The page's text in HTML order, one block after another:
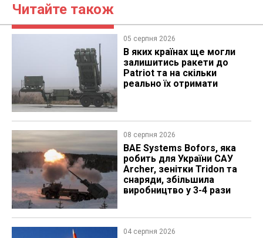
Читайте також
05 серпня 2026
В яких країнах ще могли
залишитись ракети до
Patriot та на скільки
реально їх отримати
08 серпня 2026
BAE Systems Bofors, яка
робить для України САУ
Archer, зенітки Tridon та
снаряди, збільшила
виробництво у 3-4 рази
04 серпня 2026